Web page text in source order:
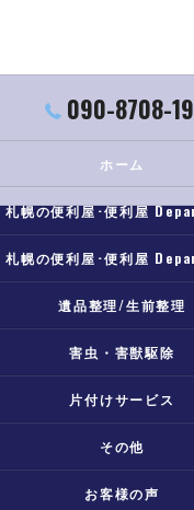
090-8708-
ホーム
遺品整理/生前整理
害虫・害獣駆除
片付けサービス
その他
お客様の声